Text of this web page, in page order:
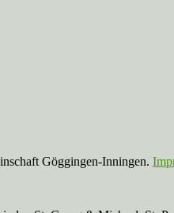
Göggingen-Inningen.